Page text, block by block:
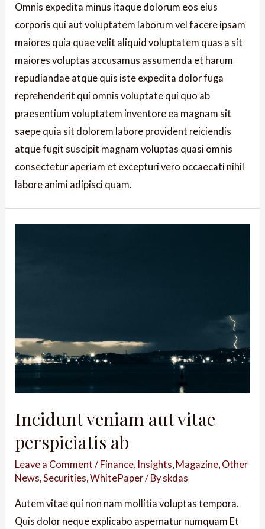
Omnis expedita minus itaque dolorum eos eius
corporis qui aut voluptatem laborum vel facere ipsam
maiores quia quae velit aliquid voluptatem quas a sit
maiores voluptas accusamus assumenda et harum
repudiandae atque quis iste expedita dolor fuga
reprehenderit qui omnis voluptate qui quo ab
praesentium voluptatem inventore ea magnam sit
saepe quia sit dolorem labore provident reiciendis
atque fugit suscipit magnam voluptas quasi omnis
consectetur aperiam et excepturi vero occaecati nihil
labore animi adipisci quam.
Incidunt veniam aut vitae
perspiciatis ab
Leave a Comment / Finance, Insights, Magazine, Other
News,Securities,WhitePaper/ By skdas
Autem vitae qui non nam mollitia voluptas tempora.
Quis dolor neque explicabo aspernatur numquam Et